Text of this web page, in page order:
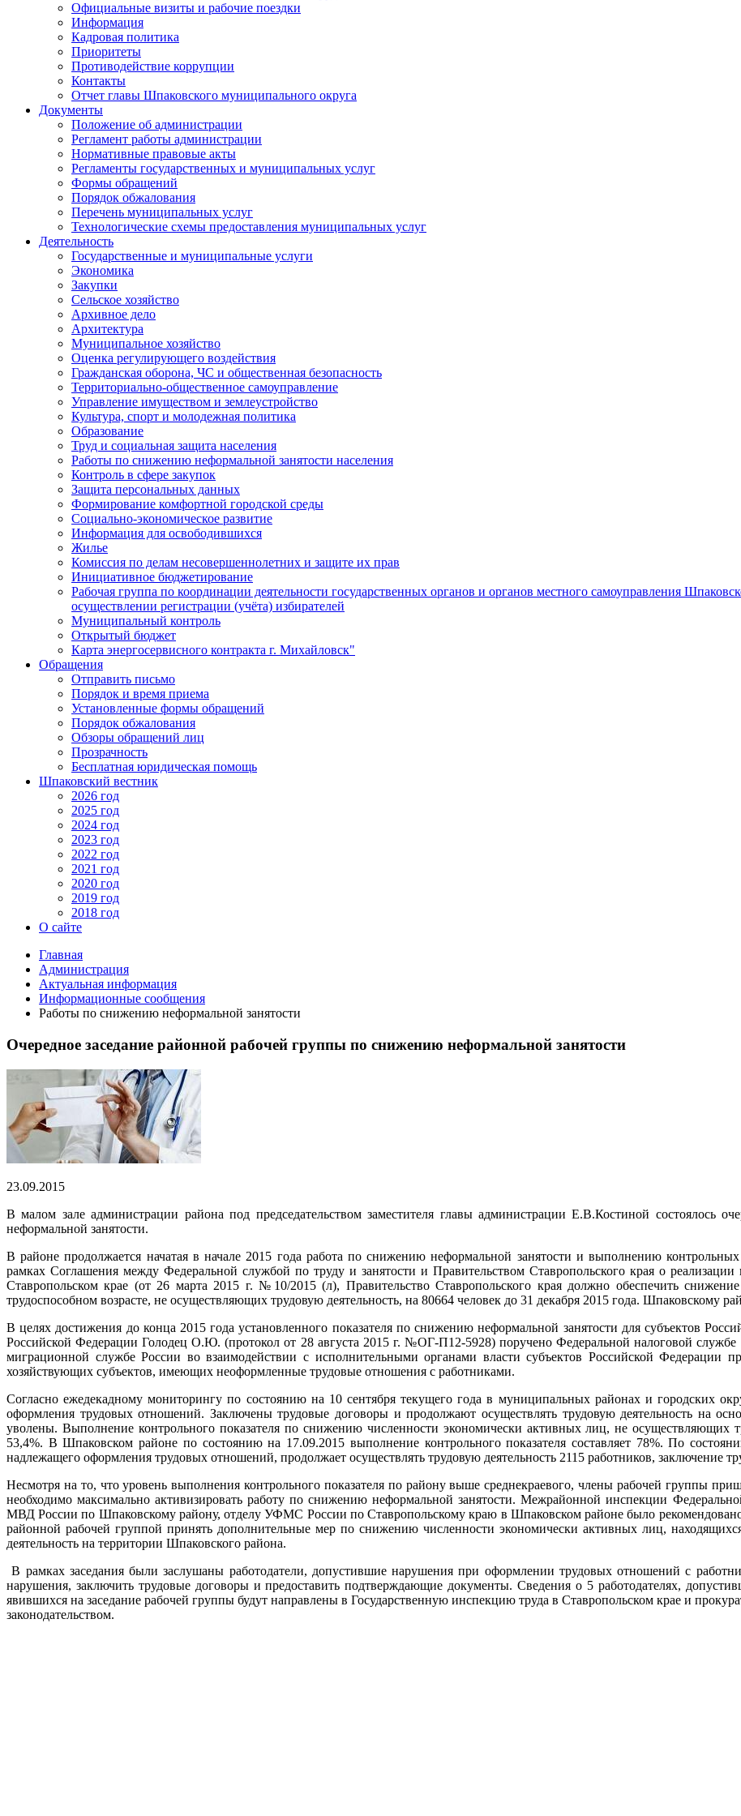
Официальные визиты и рабочие поездки
Информация
Кадровая политика
Приоритеты
Противодействие коррупции
Контакты
Отчет главы Шпаковского муниципального округа
Документы
Положение об администрации
Регламент работы администрации
Нормативные правовые акты
Регламенты государственных и муниципальных услуг
Формы обращений
Порядок обжалования
Перечень муниципальных услуг
Технологические схемы предоставления муниципальных услуг
Деятельность
Государственные и муниципальные услуги
Экономика
Закупки
Сельское хозяйство
Архивное дело
Архитектура
Муниципальное хозяйство
Оценка регулирующего воздействия
Гражданская оборона, ЧС и общественная безопасность
Территориально-общественное самоуправление
Управление имуществом и землеустройство
Культура, спорт и молодежная политика
Образование
Труд и социальная защита населения
Работы по снижению неформальной занятости населения
Контроль в сфере закупок
Защита персональных данных
Формирование комфортной городской среды
Социально-экономическое развитие
Информация для освободившихся
Жилье
Комиссия по делам несовершеннолетних и защите их прав
Инициативное бюджетирование
Рабочая группа по координации деятельности государственных органов и органов местного самоуправления
осуществлении регистрации (учёта) избирателей
Муниципальный контроль
Открытый бюджет
Карта энергосервисного контракта г. Михайловск"
Обращения
Отправить письмо
Порядок и время приема
Установленные формы обращений
Порядок обжалования
Обзоры обращений лиц
Прозрачность
Бесплатная юридическая помощь
Шпаковский вестник
2026 год
2025 год
2024 год
2023 год
2022 год
2021 год
2020 год
2019 год
2018 год
О сайте
Главная
Администрация
Актуальная информация
Информационные сообщения
Работы по снижению неформальной занятости
Очередное заседание районной рабочей группы по снижению неформальной занятости
23.09.2015
В малом зале администрации района под председательством заместителя главы администрации Е.В.Костиной состоялось
неформальной занятости.
В районе продолжается начатая в начале 2015 года работа по снижению неформальной занятости и выполнению
рамках Соглашения между Федеральной службой по труду и занятости и Правительством Ставропольского края о
Ставропольском крае (от 26 марта 2015 г. №10/2015 (л), Правительство Ставропольского края должно обеспечить
трудоспособном возрасте, не осуществляющих трудовую деятельность, на 80664 человек до 31 декабря 2015 года. Шпаковскому
В целях достижения до конца 2015 года установленного показателя по снижению неформальной занятости для субъектов
Российской Федерации Голодец О.Ю. (протокол от 28 августа 2015 г. №ОГ-П12-5928) поручено Федеральной налоговой службе
миграционной службе России во взаимодействии с исполнительными органами власти субъектов Российской Федерации
хозяйствующих субъектов, имеющих неоформленные трудовые отношения с работниками.
Согласно ежедекадному мониторингу по состоянию на 10 сентября текущего года в муниципальных районах и городских
оформления трудовых отношений. Заключены трудовые договоры и продолжают осуществлять трудовую деятельность на
уволены. Выполнение контрольного показателя по снижению численности экономически активных лиц, не осуществляющих
53,4%. В Шпаковском районе по состоянию на 17.09.2015 выполнение контрольного показателя составляет 78%. По
надлежащего оформления трудовых отношений, продолжает осуществлять трудовую деятельность 2115 работников, заключение
Несмотря на то, что уровень выполнения контрольного показателя по району выше среднекраевого, члены рабочей группы
необходимо максимально активизировать работу по снижению неформальной занятости. Межрайонной инспекции
МВД России по Шпаковскому району, отделу УФМС России по Ставропольскому краю в Шпаковском районе было
районной рабочей группой принять дополнительные мер по снижению численности экономически активных лиц,
деятельность на территории Шпаковского района.
В рамках заседания были заслушаны работодатели, допустившие нарушения при оформлении трудовых отношений с
нарушения, заключить трудовые договоры и предоставить подтверждающие документы. Сведения о 5 работодателях,
явившихся на заседание рабочей группы будут направлены в Государственную инспекцию труда в Ставропольском крае и
законодательством.